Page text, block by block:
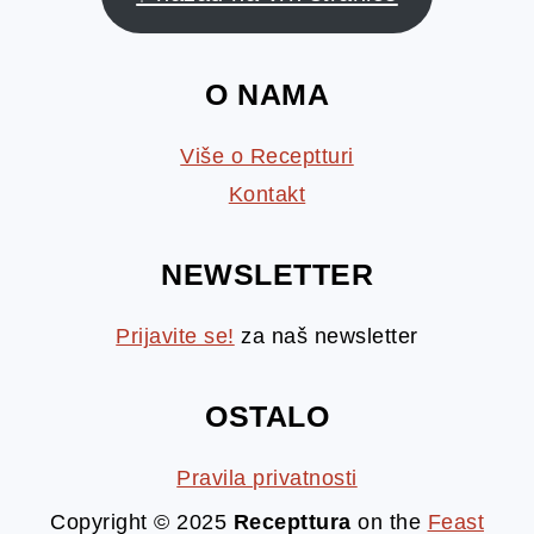
O NAMA
Više o Receptturi
Kontakt
NEWSLETTER
Prijavite se! za naš newsletter
OSTALO
Pravila privatnosti
Copyright © 2025 Recepttura on the Feast